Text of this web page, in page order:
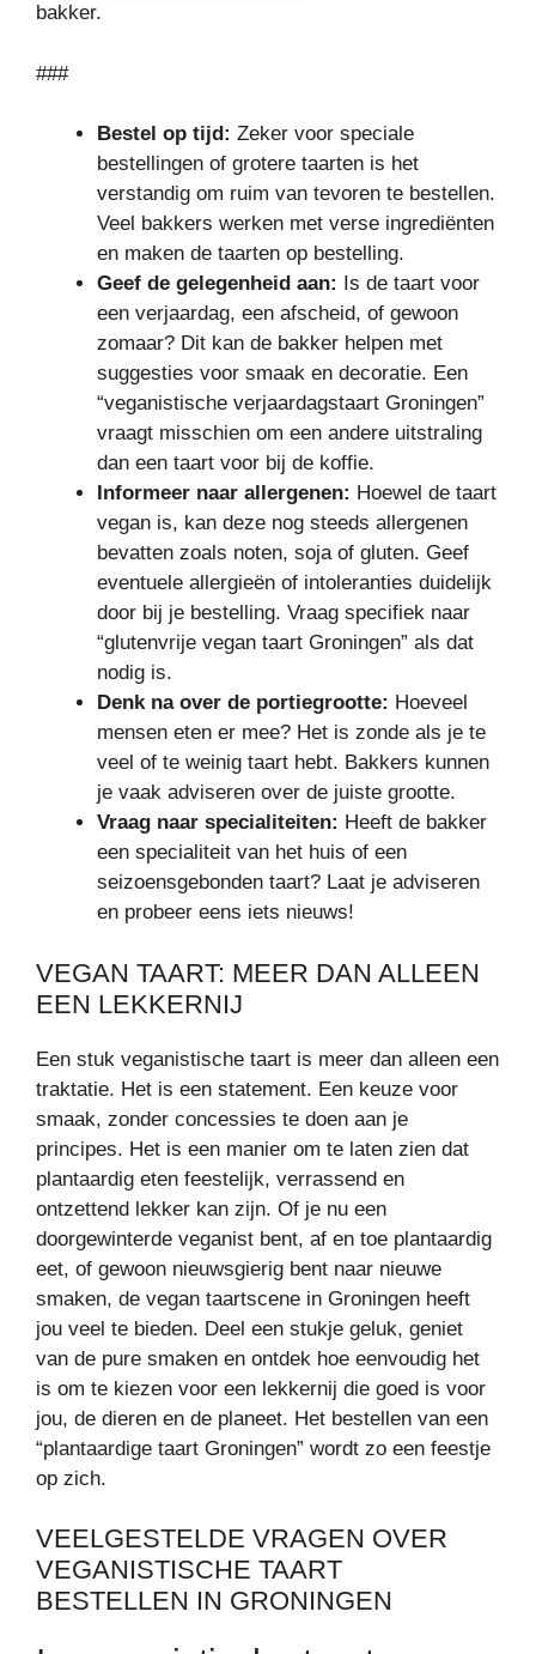
bakker.
###
Bestel op tijd: Zeker voor speciale
bestellingen of grotere taarten is het
verstandig om ruim van tevoren te bestellen.
Veel bakkers werken met verse ingrediënten
en maken de taarten op bestelling.
Geef de gelegenheid aan:
Is de taart voor
een verjaardag, een afscheid, of gewoon
zomaar? Dit kan de bakker helpen met
suggesties voor smaak en decoratie. Een
“veganistische verjaardagstaart Groningen”
vraagt misschien om een andere uitstraling
dan een taart voor bij de koffie.
Informeer naar allergenen: Hoewel de taart
vegan is, kan deze nog steeds allergenen
bevatten zoals noten, soja of gluten. Geef
eventuele allergieën of intoleranties duidelijk
door bij je bestelling. Vraag specifiek naar
“glutenvrije vegan taart Groningen” als dat
nodig is.
Denk na over de portiegrootte: Hoeveel
mensen eten er mee? Het is zonde als je te
veel of te weinig taart hebt. Bakkers kunnen
je vaak adviseren over de juiste grootte.
Vraag naar specialiteiten: Heeft de bakker
een specialiteit van het huis of een
seizoensgebonden taart? Laat je adviseren
en probeer eens iets nieuws!
VEGAN TAART: MEER DAN ALLEEN
EEN LEKKERNIJ
Een stuk veganistische taart is meer dan alleen een
traktatie. Het is een statement. Een keuze voor
smaak, zonder concessies te doen aan je
principes. Het is een manier om te laten zien dat
plantaardig eten feestelijk, verrassend en
ontzettend lekker kan zijn. Of je nu een
doorgewinterde veganist bent, af en toe plantaardig
eet, of gewoon nieuwsgierig bent naar nieuwe
smaken, de vegan taartscene in Groningen heeft
jou veel te bieden. Deel een stukje geluk, geniet
van de pure smaken en ontdek hoe eenvoudig het
is om te kiezen voor een lekkernij die goed is voor
jou, de dieren en de planeet. Het bestellen van een
“plantaardige taart Groningen” wordt zo een feestje
op zich.
VEELGESTELDE VRAGEN OVER
VEGANISTISCHE TAART
BESTELLEN IN GRONINGEN